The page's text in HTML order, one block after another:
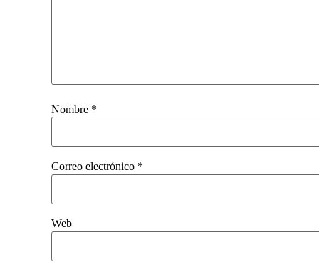
Nombre *
Correo electrónico *
Web